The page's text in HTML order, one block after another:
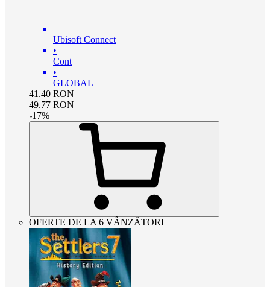
Ubisoft Connect
•
Cont
•
GLOBAL
41.40 RON
49.77 RON
-17%
OFERTE DE LA 6 VÂNZĂTORI